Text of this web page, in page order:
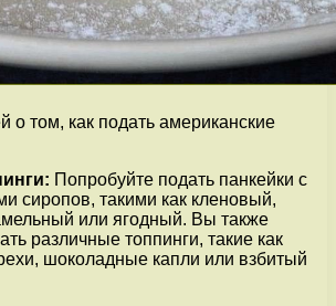
о том, как подать американские
Попробуйте подать панкейки с
сиропов, такими как кленовый,
или ягодный. Вы также
различные топпинги, такие как
шоколадные капли или взбитый